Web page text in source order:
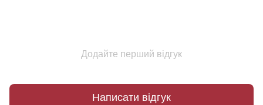
Додайте перший відгук
Написати відгук